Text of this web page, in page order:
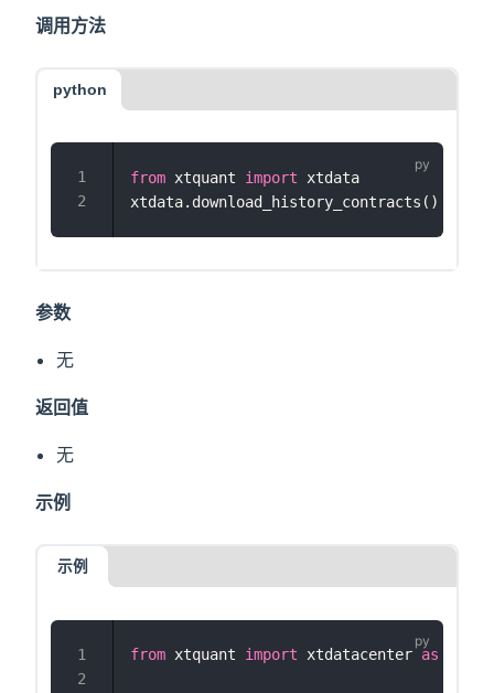
调用方法
python
from xtquant import xtdata
xtdata.download_history_contracts()
参数
无
返回值
无
示例
示例
from xtquant import xtdatacenter as